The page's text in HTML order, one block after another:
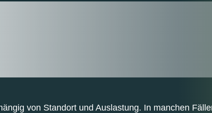
von Standort und Auslastung. In manchen